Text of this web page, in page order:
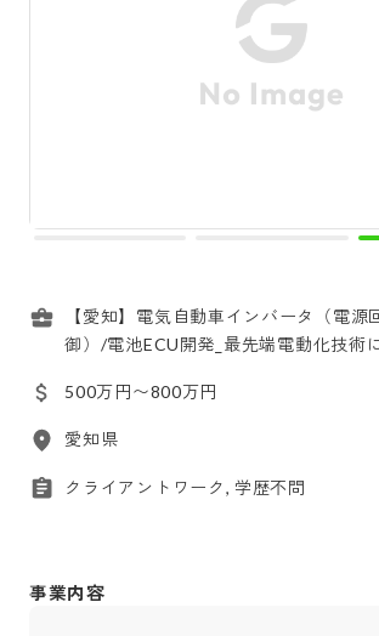
【愛知】電気自動車インバータ（電源
御）/電池ECU開発_最先端電動化技術
500万円〜800万円
愛知県
クライアントワーク, 学歴不問
事業内容